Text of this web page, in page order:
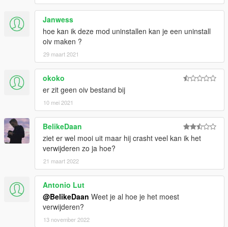
Janwess
hoe kan ik deze mod uninstallen kan je een uninstall
oiv maken ?
29 maart 2021
okoko
er zit geen oiv bestand bij
10 mei 2021
BelikeDaan
ziet er wel mooi uit maar hij crasht veel kan ik het
verwijderen zo ja hoe?
21 maart 2022
Antonio Lut
@BelikeDaan Weet je al hoe je het moest
verwijderen?
13 november 2022